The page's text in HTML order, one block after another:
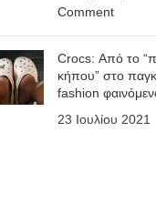
Comment
Crocs: Από το
κήπου” στο
fashion
23 Ιουλίου 2021